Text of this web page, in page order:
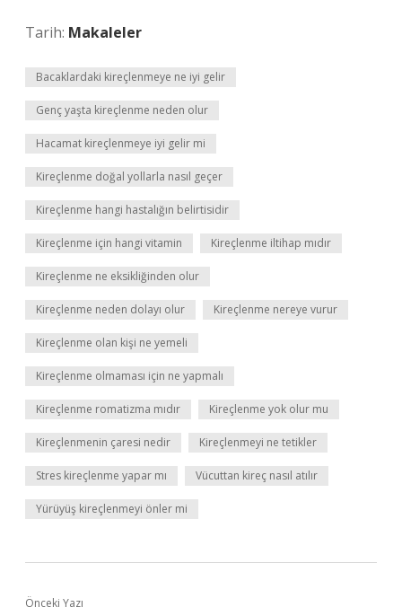
Tarih: Makaleler
Bacaklardaki kireçlenmeye ne iyi gelir
Genç yaşta kireçlenme neden olur
Hacamat kireçlenmeye iyi gelir mi
Kireçlenme doğal yollarla nasıl geçer
Kireçlenme hangi hastalığın belirtisidir
Kireçlenme için hangi vitamin Kireçlenme iltihap mıdır
Kireçlenme ne eksikliğinden olur
Kireçlenme neden dolayı olur Kireçlenme nereye vurur
Kireçlenme olan kişi ne yemeli
Kireçlenme olmaması için ne yapmalı
Kireçlenme romatizma mıdır Kireçlenme yok olur mu
Kireçlenmenin çaresi nedir Kireçlenmeyi ne tetikler
Stres kireçlenme yapar mı Vücuttan kireç nasıl atılır
Yürüyüş kireçlenmeyi önler mi
Önceki Yazı